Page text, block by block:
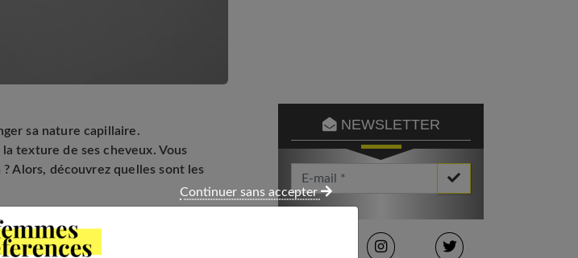
sa nature capillaire.
texture de ses cheveux. Vous
Alors, découvrez quelles sont les
NEWSLETTER
Votre Email *
Continuer sans accepter